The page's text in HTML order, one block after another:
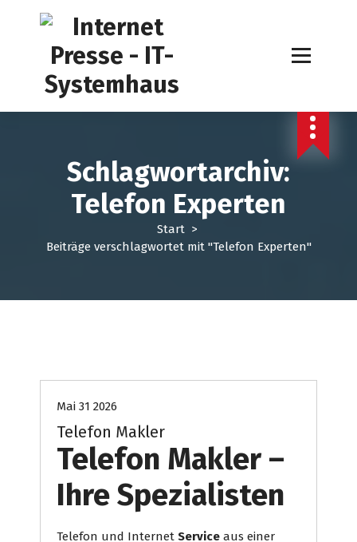
a
Schlagwortarchiv:
Telefon Experten
Start>
Beiträge verschlagwortet mit "Telefon Experten"
Mai 31 2026
Telefon Makler
Telefon Makler –
Ihre Spezialisten
Telefon und Internet Service aus einer